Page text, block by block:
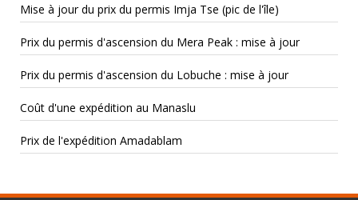
Mise à jour du prix du permis Imja Tse (pic de l'île)
Prix ​​du permis d'ascension du Mera Peak : mise à jour
Prix ​​du permis d'ascension du Lobuche : mise à jour
Coût d'une expédition au Manaslu
Prix ​​de l'expédition Amadablam